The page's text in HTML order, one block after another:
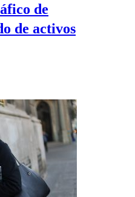
de
de activos